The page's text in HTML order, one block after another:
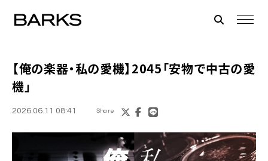
【俺の楽器・私の愛機】2045「安物で中古の愛
機」
2026.06.11 08:41 Share